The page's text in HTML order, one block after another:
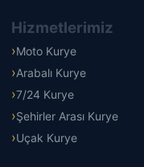
Hizmetlerimiz
Moto Kurye
Arabalı Kurye
7/24 Kurye
Şehirler Arası Kurye
Uçak Kurye